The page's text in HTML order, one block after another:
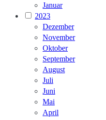
Januar
2023
Dezember
November
Oktober
September
August
Juli
Juni
Mai
April